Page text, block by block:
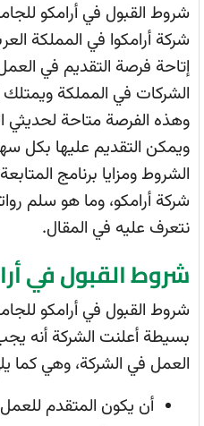
شروط القبول في أرامكو
شركة أرامكوا في المملكة
إتاحة فرصة التقديم في
الشركات في المملكة
وهذه الفرصة متاحة لحديثي
ويمكن التقديم عليها بكل
الشروط ومزايا برنامج
شركة أرامكو، وما هو سلم
نتعرف عليه في المقال.
شروط القبول في
شروط القبول في أرامكو
بسيطة أعلنت الشركة أنه
العمل في الشركة، وهي كما
أن يكون المتقدم